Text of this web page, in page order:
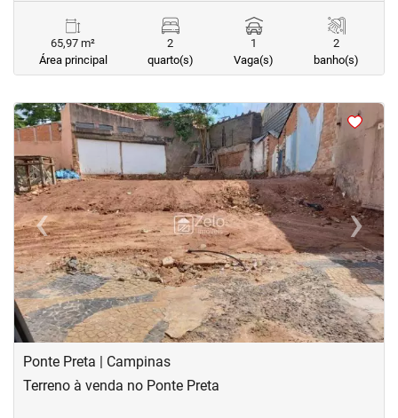
65,97 m²
Área principal
2
quarto(s)
1
Vaga(s)
2
banho(s)
<<<<
‹Previous ›Next
Ponte Preta | Campinas
Terreno à venda no Ponte Preta